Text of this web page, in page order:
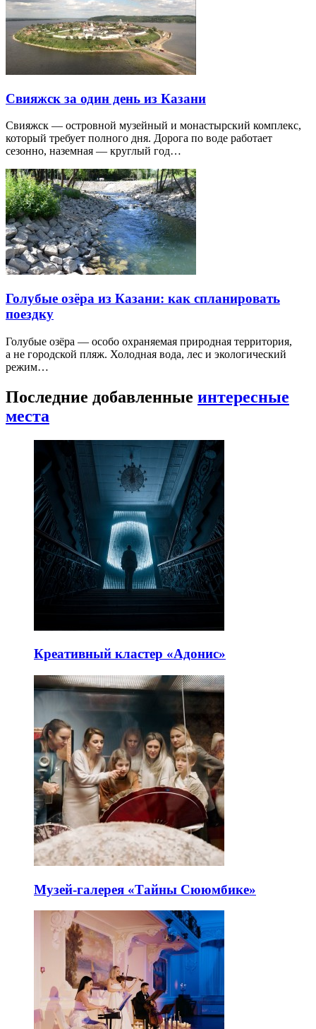
Свияжск за один день из Казани
Свияжск — островной музейный и монастырский комплекс,
который требует полного дня. Дорога по воде работает
сезонно, наземная — круглый год…
Голубые озёра из Казани: как спланировать
поездку
Голубые озёра — особо охраняемая природная территория,
а не городской пляж. Холодная вода, лес и экологический
режим…
Последние добавленные интересные
места
Креативный кластер «Адонис»
Музей-галерея «Тайны Сююмбике»